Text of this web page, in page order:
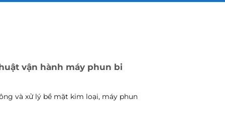
vận hành máy phun bi
và xử lý bề mặt kim loại, máy phun